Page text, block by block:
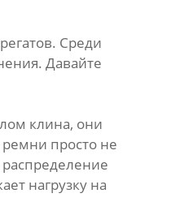
Среди
Давайте
клина, они
просто не
нагрузку на